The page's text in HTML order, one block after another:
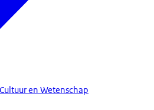
en Wetenschap